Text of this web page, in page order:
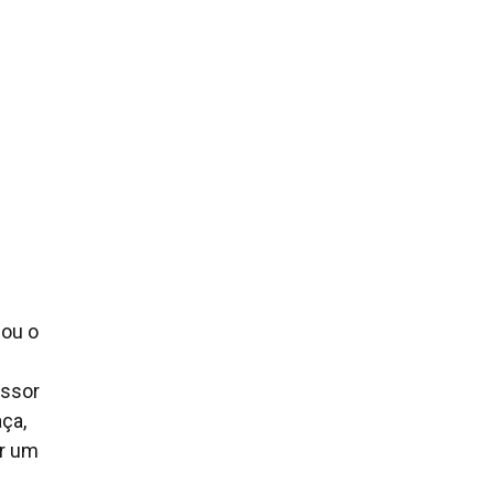
o
um